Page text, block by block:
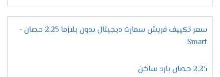
على كفاءة وتميز لأننا نستخدم غاز فريون R22 الجديد
يعرف بصديق البيئة وأيضا لا يسبب اى أضرار على
صحة المستهلك .
مميزات تكييف فريش بروفيشنال
تربو "ديجيتال بالبلازما 2024 ".
سعر تكييف فريش سمارت ديجيتال بدون بلازما 2.25 حصان -
Smart
2.25 حصان بارد ساخن